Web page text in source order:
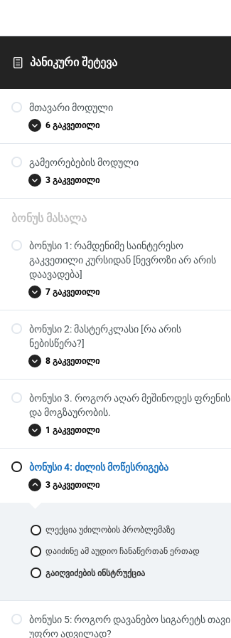
ᲞᲐᲜᲘᲙᲣᲠᲘ ᲨᲔᲢᲔᲕᲐ
მთავარი მოდული
6 გაკვეთილი
აუცილებლად!!! შემოგვიერთდი whatsapp
ჯგუფში უკუკავშირის და ჯგუფის წევრების
მიერ რჩევების მისაღებად
ჩაეწერე უახლოეს ZOOM შეხვედრაზე
ვიდეო გაკვეთილი პანიკურ შეტევაზე
ციფრული აბი, რომლის ყურების შემდეგაც
პანიკური შეტევა აღარ გაგიმეორდება
[ნევროზი არ არის დაავადება] –
დაინტერესდი ჩვენი მთავარი კურსით
ბონუს სავარჯიშო: სიმშვიდის წერტილი
გამეორებების მოდული
3 გაკვეთილი
პირველი ჩანაწერი
მეორე ჩანაწერი
მესამე ჩანაწერი
ბონუს მასალა
ბონუსი 1: რამდენიმე საინტერესო
გაკვეთილი კურსიდან [ნევროზი არ არის
დაავადება]
7 გაკვეთილი
მაგალითი 1: შფოთვითი აშლილობა
სრულად მოგვარებადი პრობლემაა
მაგალითი 3: სტრესი, მოტივაცია და ტერორი
3 კითხვა შიშიდან თავის დასახსნელად
ბავშვი და ჭრილობა
სავარჯიშო
ბონუსი 2: მასტერკლასი [რა არის
ნებისწერა?]
8 გაკვეთილი
ნებისწერა არის ურთიერთობების
ტექნოლოგია
რა არის სულიერი ინტელექტი?
სავარჯიშო პირამიდა
როგორ მიმდინარეობს თამაში?
რას ამბობმენ მონაწილეები?
თუ გსურს დაესწრო ნებისწერის თამაშს,
ბონუსი 3. როგორ აღარ მეშინოდეს ფრენის
და მოგზაურობის.
1 გაკვეთილი
ფრენის შიში და მოგზაურობა.
ბონუსი 4: ძილის მოწესრიგება
3 გაკვეთილი
ლექცია უძილობის პრობლემაზე
დაიძინე ამ აუდიო ჩანაწერთან ერთად
გაიღვიძების ინსტრუქცია
ბონუსი 5: როგორ დავანებო სიგარეტს თავი
უფრო ადვილად?